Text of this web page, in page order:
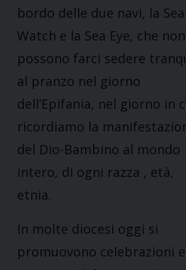
bordo delle due navi, la Sea
Watch e la Sea Eye, che non
possono farci sedere
al pranzo nel giorno
dell’Epifania, nel giorno in
ricordiamo la
del Dio-Bambino al mondo
intero, di ogni razza , età,
etnia.
In molte diocesi oggi si
promuovono celebrazioni e